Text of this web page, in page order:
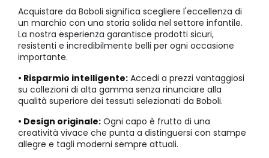
Acquistare da Boboli significa scegliere l'eccellenza di
un marchio con una storia solida nel settore infantile.
La nostra esperienza garantisce prodotti sicuri,
resistenti e incredibilmente belli per ogni occasione
importante.
• Risparmio intelligente: Accedi a prezzi vantaggiosi
su collezioni di alta gamma senza rinunciare alla
qualità superiore dei tessuti selezionati da Boboli.
• Design originale: Ogni capo è frutto di una
creatività vivace che punta a distinguersi con stampe
allegre e tagli moderni sempre attuali.